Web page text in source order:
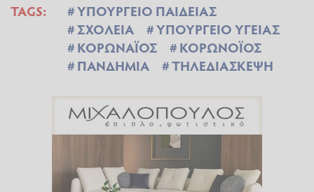
TAGS:
ΥΠΟΥΡΓΕΙΟ ΠΑΙΔΕΙΑΣ
ΣΧΟΛΕΙΑ
ΥΠΟΥΡΓΕΙΟ ΥΓΕΙΑΣ
ΚΟΡΩΝΑΪΟΣ
ΚΟΡΩΝΟΪΟΣ
ΠΑΝΔΗΜΙΑ
ΤΗΛΕΔΙΑΣΚΕΨΗ